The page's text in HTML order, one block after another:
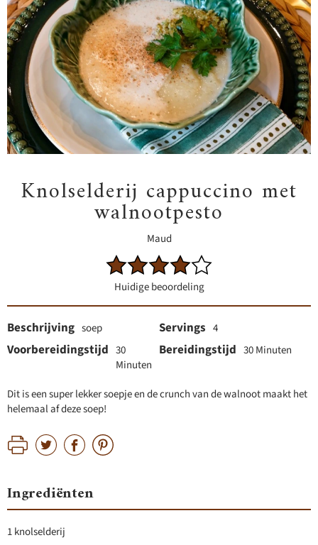
Knolselderij cappuccino met
walnootpesto
Maud
Huidige beoordeling
Beschrijving soep Servings 4
Voorbereidingstijd 30
Minuten
Bereidingstijd 30 Minuten
Dit is een super lekker soepje en de crunch van de walnoot maakt het
helemaal af deze soep!
Ingrediënten
1 knolselderij